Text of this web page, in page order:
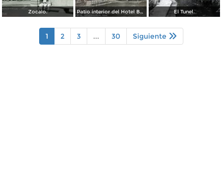
Zocalo. Patio interior del Hotel Banos y Lido, El Tunel.
1 2 3 ... 30 Siguiente